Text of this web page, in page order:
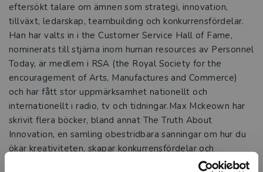
eftersökt talare om ämnen som strategi, innovation,
tillväxt, ledarskap, teambuilding och konkurrensfördelar.
Han har valts in i the Customer Service Hall of Fame,
nominerats till stjärna inom human resources av Personnel
Today, är medlem i RSA (the Royal Society for the
encouragement of Arts, Manufactures and Commerce)
och har fått stor uppmärksamhet nationellt och
internationellt i radio, tv och tidningar.Max Mckeown har
skrivit flera böcker, bland annat The Truth About
Innovation, en samling obestridbara sanningar om hur du
ökar kreativiteten, skapar konkurrensfördelar och
använder dig av innovationer på ett praktiskt sätt för att